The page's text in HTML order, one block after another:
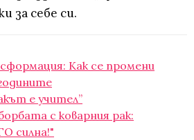
за себе си.
Как се промени
е учител”
с коварния рак:
силна!"